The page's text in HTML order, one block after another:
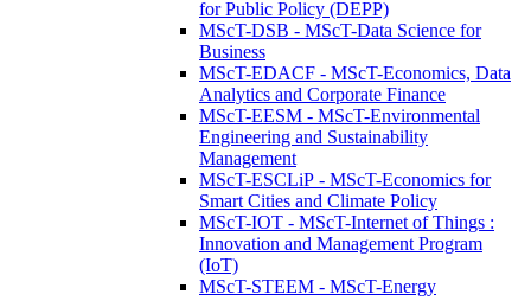
for Public Policy (DEPP)
MScT-DSB - MScT-Data Science for
Business
MScT-EDACF - MScT-Economics, Data
Analytics and Corporate Finance
MScT-EESM - MScT-Environmental
Engineering and Sustainability
Management
MScT-ESCLiP - MScT-Economics for
Smart Cities and Climate Policy
MScT-IOT - MScT-Internet of Things :
Innovation and Management Program
(IoT)
MScT-STEEM - MScT-Energy